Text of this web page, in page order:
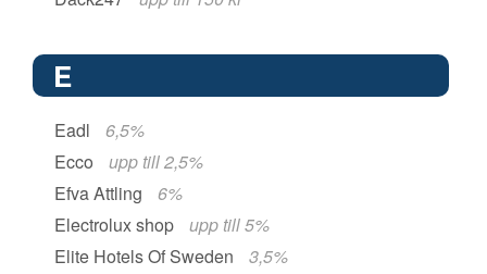
E
Eadl
6,5%
Ecco
upp till 2,5%
Efva Attling
6%
Electrolux shop
upp till 5%
Elite Hotels Of Sweden
3,5%